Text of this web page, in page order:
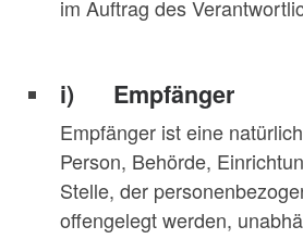
im Auftrag des
i) Empfänger
Empfänger ist eine
Person, Behörde,
Stelle, der
offengelegt werden,